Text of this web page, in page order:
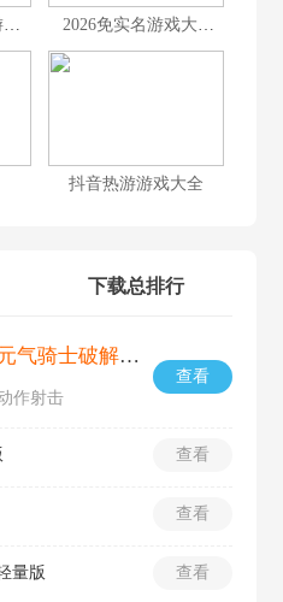
RPG开放世界手游排行榜前十名 2026免实名游戏大全
抖音热游游戏大全
下载总排行
查看
元气骑士破解版全无限内置修改器
作射击
查看
查看
查看
量版